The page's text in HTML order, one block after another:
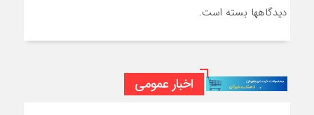
دیدگاهها بسته است.
اخبار عمومی